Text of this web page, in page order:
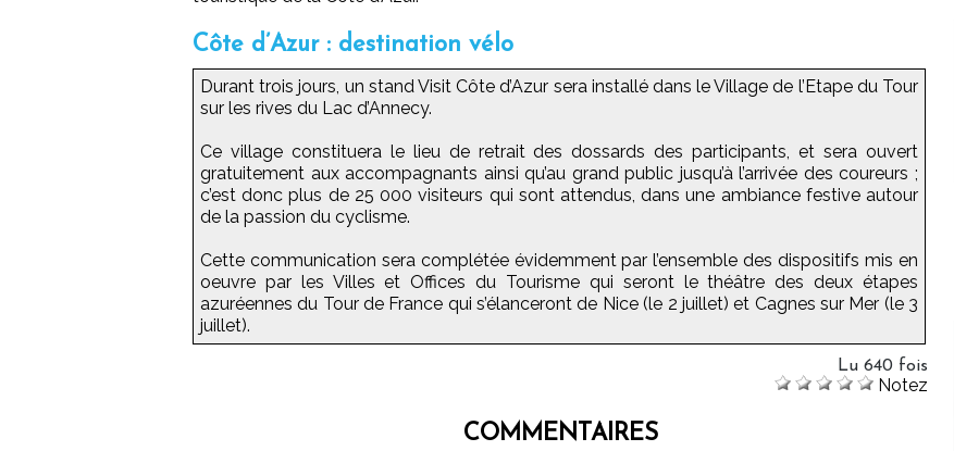
Côte d’Azur : destination vélo
Durant trois jours, un stand Visit Côte d’Azur sera installé dans le Village de l’Etape du Tour
sur les rives du Lac d’Annecy.
Ce village constituera le lieu de retrait des dossards des participants, et sera ouvert
gratuitement aux accompagnants ainsi qu’au grand public jusqu’à l’arrivée des coureurs ;
c’est donc plus de 25 000 visiteurs qui sont attendus, dans une ambiance festive autour
de la passion du cyclisme.
Cette communication sera complétée évidemment par l’ensemble des dispositifs mis en
oeuvre par les Villes et Offices du Tourisme qui seront le théâtre des deux étapes
azuréennes du Tour de France qui s’élanceront de Nice (le 2 juillet) et Cagnes sur Mer (le 3
juillet).
Lu 640 fois
Notez
COMMENTAIRES